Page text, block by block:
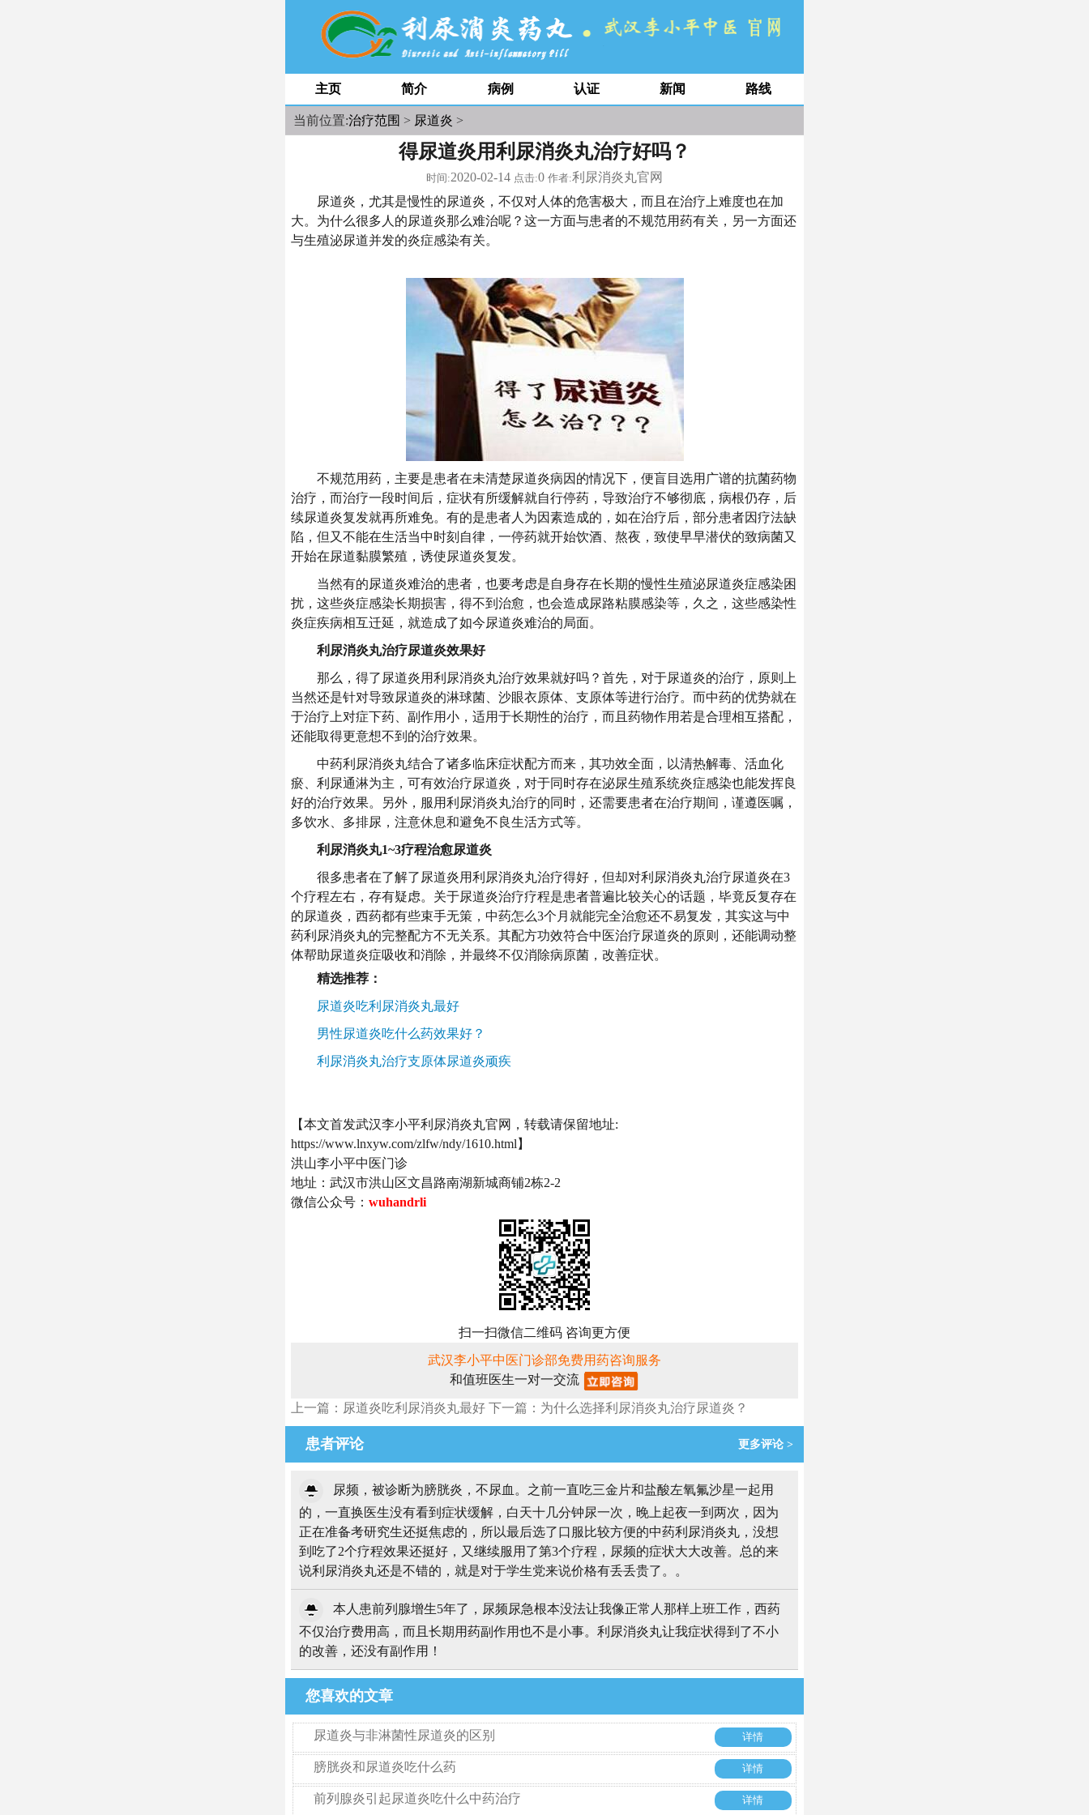
主页 简介 病例 认证 新闻 路线
当前位置:治疗范围 > 尿道炎 >
得尿道炎用利尿消炎丸治疗好吗？
时间:2020-02-14 点击:0 作者:利尿消炎丸官网
尿道炎，尤其是慢性的尿道炎，不仅对人体的危害极大，而且在治疗上难度也在加
大。为什么很多人的尿道炎那么难治呢？这一方面与患者的不规范用药有关，另一方面还
与生殖泌尿道并发的炎症感染有关。
不规范用药，主要是患者在未清楚尿道炎病因的情况下，便盲目选用广谱的抗菌药物
治疗，而治疗一段时间后，症状有所缓解就自行停药，导致治疗不够彻底，病根仍存，后
续尿道炎复发就再所难免。有的是患者人为因素造成的，如在治疗后，部分患者因疗法缺
陷，但又不能在生活当中时刻自律，一停药就开始饮酒、熬夜，致使早早潜伏的致病菌又
开始在尿道黏膜繁殖，诱使尿道炎复发。
当然有的尿道炎难治的患者，也要考虑是自身存在长期的慢性生殖泌尿道炎症感染困
扰，这些炎症感染长期损害，得不到治愈，也会造成尿路粘膜感染等，久之，这些感染性
炎症疾病相互迁延，就造成了如今尿道炎难治的局面。
利尿消炎丸治疗尿道炎效果好
那么，得了尿道炎用利尿消炎丸治疗效果就好吗？首先，对于尿道炎的治疗，原则上
当然还是针对导致尿道炎的淋球菌、沙眼衣原体、支原体等进行治疗。而中药的优势就在
于治疗上对症下药、副作用小，适用于长期性的治疗，而且药物作用若是合理相互搭配，
还能取得更意想不到的治疗效果。
中药利尿消炎丸结合了诸多临床症状配方而来，其功效全面，以清热解毒、活血化
瘀、利尿通淋为主，可有效治疗尿道炎，对于同时存在泌尿生殖系统炎症感染也能发挥良
好的治疗效果。另外，服用利尿消炎丸治疗的同时，还需要患者在治疗期间，谨遵医嘱，
多饮水、多排尿，注意休息和避免不良生活方式等。
利尿消炎丸1~3疗程治愈尿道炎
很多患者在了解了尿道炎用利尿消炎丸治疗得好，但却对利尿消炎丸治疗尿道炎在3
个疗程左右，存有疑虑。关于尿道炎治疗疗程是患者普遍比较关心的话题，毕竟反复存在
的尿道炎，西药都有些束手无策，中药怎么3个月就能完全治愈还不易复发，其实这与中
药利尿消炎丸的完整配方不无关系。其配方功效符合中医治疗尿道炎的原则，还能调动整
体帮助尿道炎症吸收和消除，并最终不仅消除病原菌，改善症状。
精选推荐：
尿道炎吃利尿消炎丸最好
男性尿道炎吃什么药效果好？
利尿消炎丸治疗支原体尿道炎顽疾
【本文首发武汉李小平利尿消炎丸官网，转载请保留地址:
https://www.lnxyw.com/zlfw/ndy/1610.html】
洪山李小平中医门诊
地址：武汉市洪山区文昌路南湖新城商铺2栋2-2
微信公众号： wuhandrli
扫一扫微信二维码 咨询更方便
武汉李小平中医门诊部免费用药咨询服务
和值班医生一对一交流
上一篇：尿道炎吃利尿消炎丸最好 下一篇：为什么选择利尿消炎丸治疗尿道炎？
患者评论 更多评论 >
尿频，被诊断为膀胱炎，不尿血。之前一直吃三金片和盐酸左氧氟沙星一起用
的，一直换医生没有看到症状缓解，白天十几分钟尿一次，晚上起夜一到两次，因为
正在准备考研究生还挺焦虑的，所以最后选了口服比较方便的中药利尿消炎丸，没想
到吃了2个疗程效果还挺好，又继续服用了第3个疗程，尿频的症状大大改善。总的来
说利尿消炎丸还是不错的，就是对于学生党来说价格有丢丢贵了。。
本人患前列腺增生5年了，尿频尿急根本没法让我像正常人那样上班工作，西药
不仅治疗费用高，而且长期用药副作用也不是小事。利尿消炎丸让我症状得到了不小
的改善，还没有副作用！
您喜欢的文章
尿道炎与非淋菌性尿道炎的区别 详情
膀胱炎和尿道炎吃什么药 详情
前列腺炎引起尿道炎吃什么中药治疗 详情